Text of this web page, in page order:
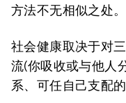
方法不无相似之处。
社会健康取决于对
流(你吸收或与他人
系、可任自己支配的